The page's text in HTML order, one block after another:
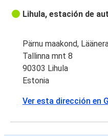
Lihula, estación de
Pärnu maakond,
Tallinna mnt 8
90303 Lihula
Estonia
Ver esta dirección en